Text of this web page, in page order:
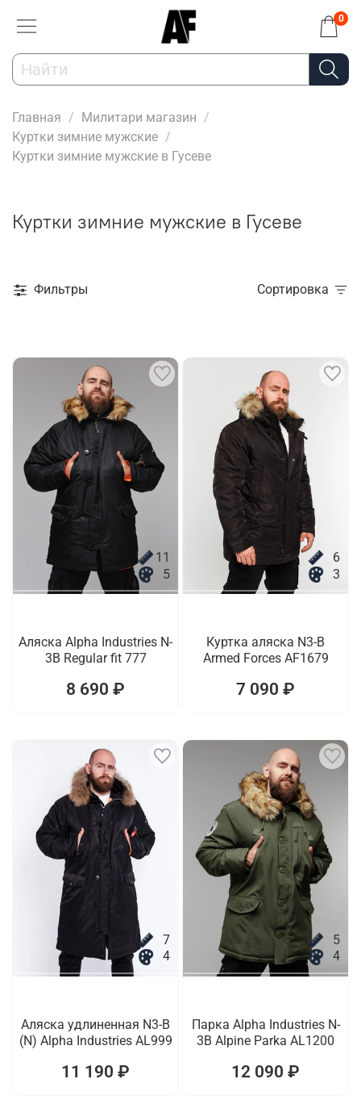
0
Главная
Милитари магазин
Куртки зимние мужские
Куртки зимние мужские в Гусеве
Куртки зимние мужские в Гусеве
Фильтры Сортировка
11
5
Аляска Alpha Industries N-
3B Regular fit 777
8 690 ₽
6
3
Куртка аляска N3-B
Armed Forces AF1679
7 090 ₽
7
4
Аляска удлиненная N3-B
(N) Alpha Industries AL999
11 190 ₽
5
4
Парка Alpha Industries N-
3B Alpine Parka AL1200
12 090 ₽